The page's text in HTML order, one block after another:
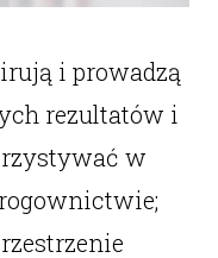
i prowadzą
rezultatów i
w